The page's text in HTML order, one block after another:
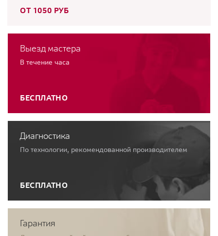
ОТ 1050 РУБ
Выезд мастера
В течение часа
БЕСПЛАТНО
Диагностика
По технологии, рекомендованной производителем
БЕСПЛАТНО
Гарантия